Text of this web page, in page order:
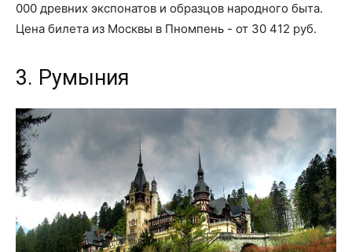
000 древних экспонатов и образцов народного быта.
Цена билета из Москвы в Пномпень - от 30 412 руб.
3. Румыния